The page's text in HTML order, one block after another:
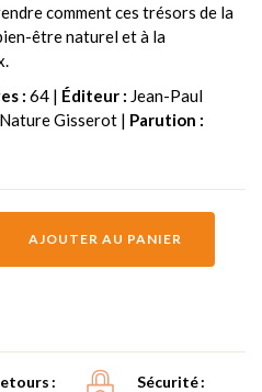
comment ces trésors de la
être naturel et à la
: 64 | Éditeur : Jean-Paul
Gisserot | Parution :
AJOUTER AU PANIER
Sécurité